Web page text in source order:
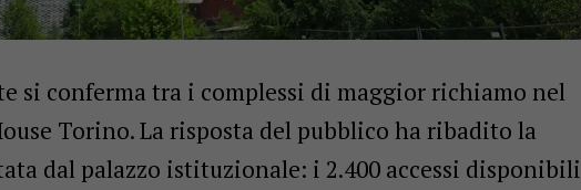
si conferma tra i complessi di maggior richiamo nel
Torino. La risposta del pubblico ha ribadito la
dal palazzo istituzionale: i 2.400 accessi disponibili